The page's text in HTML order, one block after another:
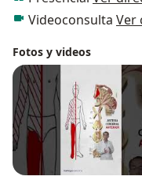
Videoconsulta Ver
Fotos y videos